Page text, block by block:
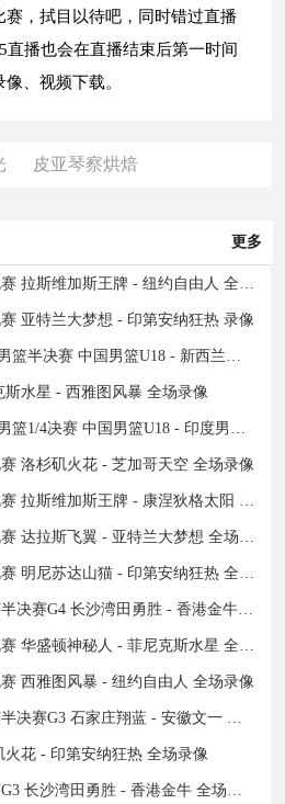
，拭目以待吧，同时错过直播
直播也会在直播结束后第一时间
、视频下载。
皮亚琴察烘焙
更多
2024年09月09日WNBA常规赛 拉斯维加斯王牌 - 纽约自由人 全场录像
亚特兰大梦想 - 印第安纳狂热 录像
2024年09月08日U18亚洲杯男篮半决赛 中国男篮U18 - 新西兰男篮U18 录像
斯水星 - 西雅图风暴 全场录像
2024年09月07日U18亚洲杯男篮1/4决赛 中国男篮U18 - 印度男篮U18 录像
洛杉矶火花 - 芝加哥天空 全场录像
2024年09月07日WNBA常规赛 拉斯维加斯王牌 - 康涅狄格太阳 全场录像
2024年09月07日WNBA常规赛 达拉斯飞翼 - 亚特兰大梦想 全场录像
2024年09月07日WNBA常规赛 明尼苏达山猫 - 印第安纳狂热 全场录像
2024年09月06日NBL季后赛半决赛G4 长沙湾田勇胜 - 香港金牛 全场录像
2024年09月06日WNBA常规赛 华盛顿神秘人 - 菲尼克斯水星 全场录像
西雅图风暴 - 纽约自由人 全场录像
2024年09月05日NBL季后赛半决赛G3 石家庄翔蓝 - 安徽文一 全场录像
火花 - 印第安纳狂热 全场录像
2024年09月04日NBL半决赛G3 长沙湾田勇胜 - 香港金牛 全场录像